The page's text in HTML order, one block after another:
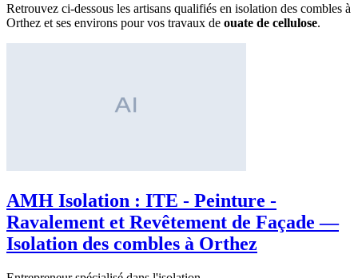
Retrouvez ci-dessous les artisans qualifiés en isolation des combles à
Orthez et ses environs pour vos travaux de ouate de cellulose.
AMH Isolation : ITE - Peinture -
Ravalement et Revêtement de Façade —
Isolation des combles à Orthez